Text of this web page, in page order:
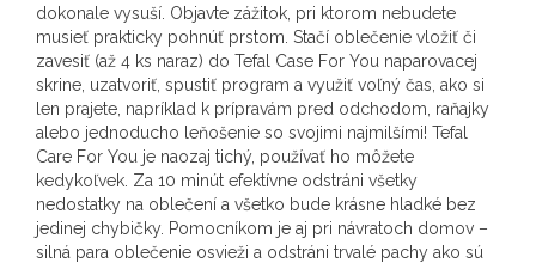
dokonale vysuší. Objavte zážitok, pri ktorom nebudete
musieť prakticky pohnúť prstom. Stačí oblečenie vložiť či
zavesiť (až 4 ks naraz) do Tefal Case For You naparovacej
skrine, uzatvoriť, spustiť program a využiť voľný čas, ako si
len prajete, napríklad k prípravám pred odchodom, raňajky
alebo jednoducho leňošenie so svojimi najmilšími! Tefal
Care For You je naozaj tichý, používať ho môžete
kedykoľvek. Za 10 minút efektívne odstráni všetky
nedostatky na oblečení a všetko bude krásne hladké bez
jedinej chybičky. Pomocníkom je aj pri návratoch domov –
silná para oblečenie osvieži a odstráni trvalé pachy ako sú